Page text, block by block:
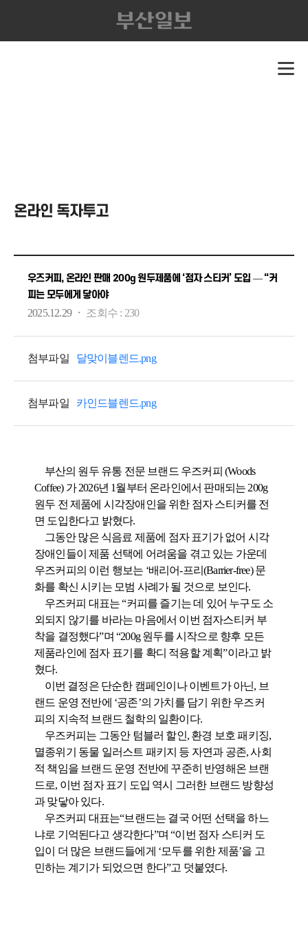
온라인 독자투고
우즈커피, 온라인 판매 200g 원두제품에 ‘점자 스티커’ 도입 — “커
피는 모두에게 닿아야
2025.12.29 · 조회수 : 230
첨부파일 달맞이블렌드.png
첨부파일 카인드블렌드.png
부산의 원두 유통 전문 브랜드 우즈커피 (Woods
Coffee) 가2026년 1월부터 온라인에서 판매되는 200g
원두 전 제품에 시각장애인을 위한 점자 스티커를 전
면 도입한다고 밝혔다.
그동안 많은 식음료 제품에 점자 표기가 없어 시각
장애인들이 제품 선택에 어려움을 겪고 있는 가운데
우즈커피의 이런 행보는 ‘배리어-프리(Barrier-free)문
화를 확신 시키는 모범 사례가 될 것으로 보인다.
우즈커피 대표는“커피를 즐기는 데 있어 누구도 소
외되지 않기를 바라는 마음에서 이번 점자스티커 부
착을 결정했다”며“200g원두를 시작으로 향후 모든
제품라인에 점자 표기를 확디 적용할 계획”이라고 밝
혔다.
이번 결정은 단순한 캠페인이나 이벤트가 아닌, 브
랜드 운영 전반에 ‘공존’의 가치를 담기 위한 우즈커
피의 지속적 브랜드 철학의 일환이다.
우즈커피는 그동안 텀블러 할인, 환경 보호 패키징,
멸종위기 동물 일러스트 패키지 등 자연과 공존,사회
적 책임을 브랜드 운영 전반에 꾸준히 반영해온 브랜
드로, 이번 점자 표기 도입 역시 그러한 브랜드 방향성
과 맞닿아 있다.
우즈커피 대표는“브랜드는 결국 어떤 선택을 하느
냐로 기억된다고 생각한다”며“이번 점자 스티커 도
입이 더 많은 브랜드들에게 ‘모두를 위한 제품’을 고
민하는 계기가 되었으면 한다”고 덧붙였다.